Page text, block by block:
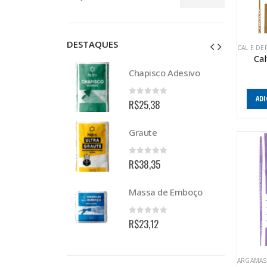
CAL E
Preço
mínimo
Preço
máximo
DESTAQUES
Chapisco Adesivo
0out of 5
R$25,38
Graute
0out of 5
R$38,35
Massa de Emboço
0out of 5
R$23,12